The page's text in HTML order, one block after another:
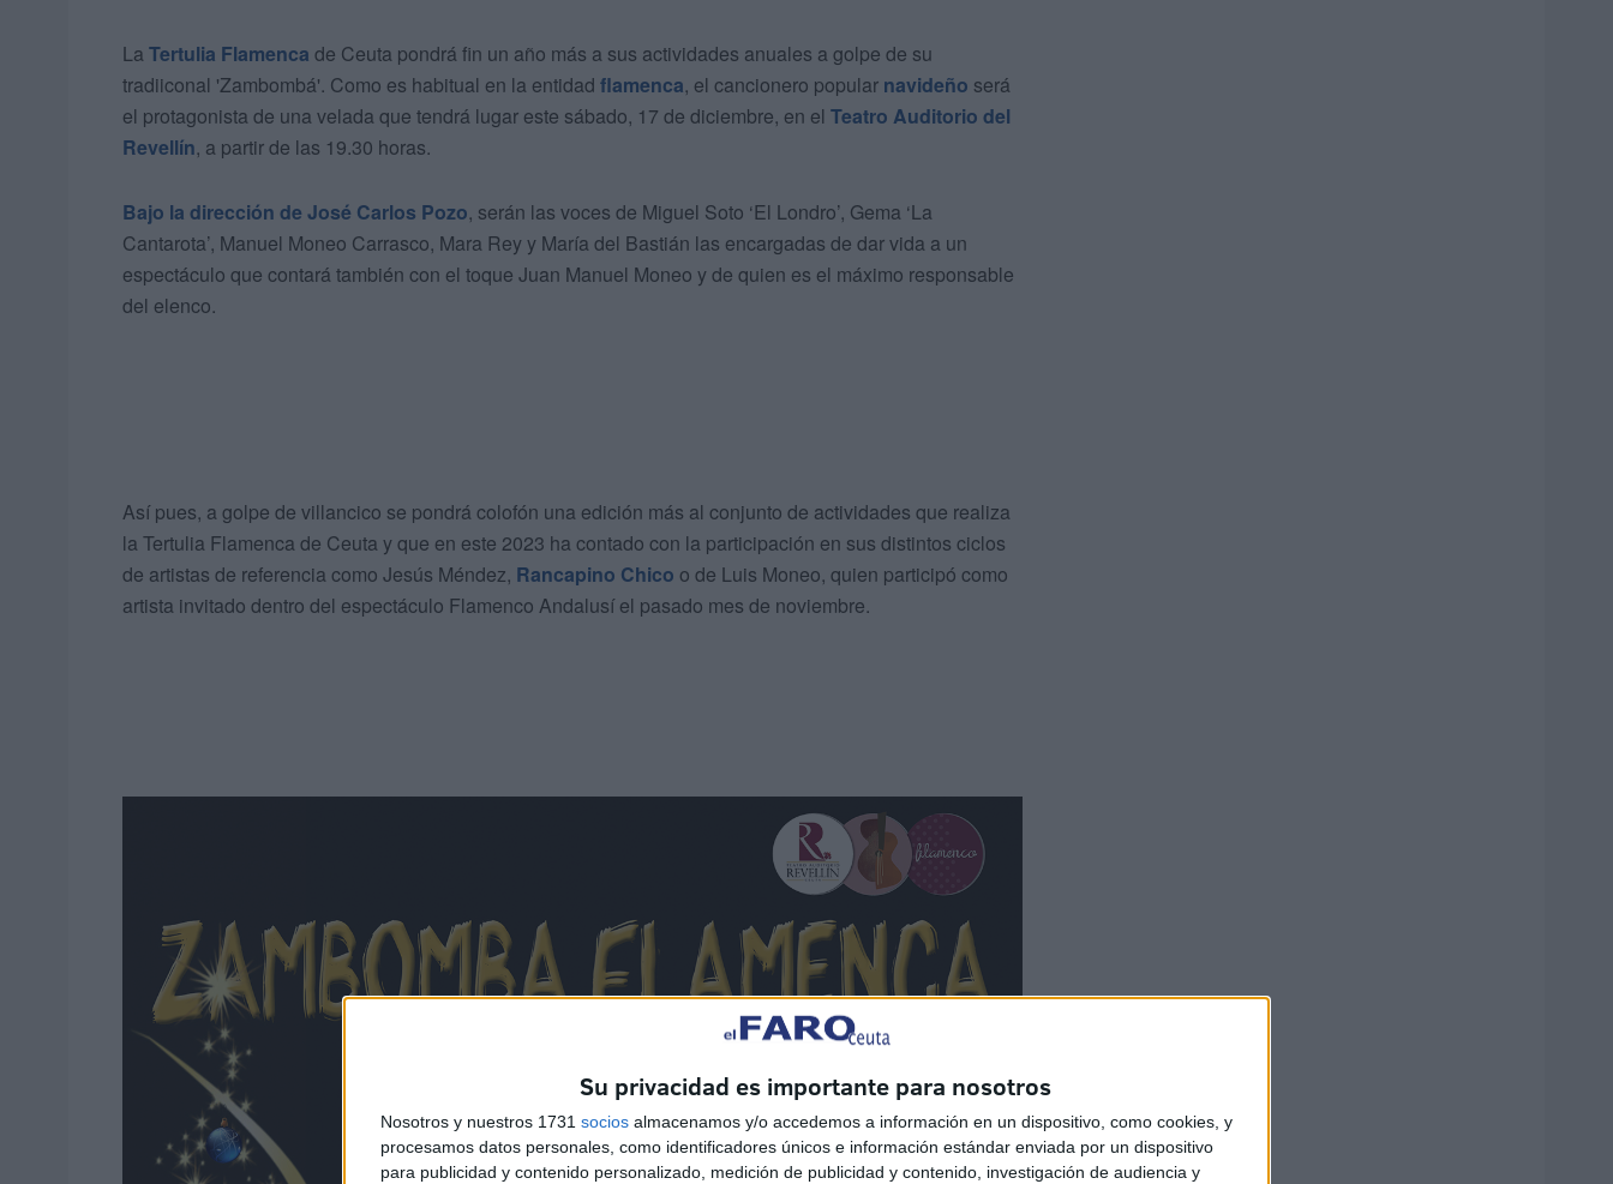
Su privacidad es importante para nosotros
Nosotros y nuestros 1731 socios almacenamos y/o accedemos a información en un dispositivo, como cookies, y
procesamos datos personales, como identificadores únicos e información estándar enviada por un dispositivo
para publicidad y contenido personalizado, medición de publicidad y contenido, investigación de audiencia y
La Tertulia Flamenca de Ceuta pondrá fin un año más a sus actividades anuales a golpe de su
tradiiconal 'Zambombá'. Como es habitual en la entidad flamenca, el cancionero popular navideño será
el protagonista de una velada que tendrá lugar este sábado, 17 de diciembre, en el Teatro Auditorio del
Revellín, a partir de las 19.30 horas.
Bajo la dirección de José Carlos Pozo, serán las voces de Miguel Soto ‘El Londro’, Gema ‘La
Cantarota’, Manuel Moneo Carrasco, Mara Rey y María del Bastián las encargadas de dar vida a un
espectáculo que contará también con el toque Juan Manuel Moneo y de quien es el máximo responsable
del elenco.
Así pues, a golpe de villancico se pondrá colofón una edición más al conjunto de actividades que realiza
la Tertulia Flamenca de Ceuta y que en este 2023 ha contado con la participación en sus distintos ciclos
de artistas de referencia como Jesús Méndez, Rancapino Chico o de Luis Moneo, quien participó como
artista invitado dentro del espectáculo Flamenco Andalusí el pasado mes de noviembre.